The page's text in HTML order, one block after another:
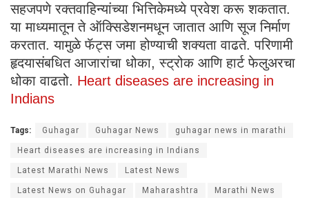
सहजपणे रक्‍तवाहिन्‍यांच्‍या भित्तिकेमध्‍ये प्रवेश करू शकतात.
या माध्यमातून ते ऑक्सिडेशनमधून जातात आणि सूज निर्माण
करतात. यामुळे फॅट्स जमा होण्याची शक्यता वाढते. परिणामी
हृदयासंबधित आजारांचा धोका, स्ट्रोक आणि हार्ट फेलुअरचा
धोका वाढतो. Heart diseases are increasing in
Indians
Tags: Guhagar Guhagar News guhagar news in marathi
Heart diseases are increasing in Indians
Latest Marathi News Latest News
Latest News on Guhagar Maharashtra Marathi News